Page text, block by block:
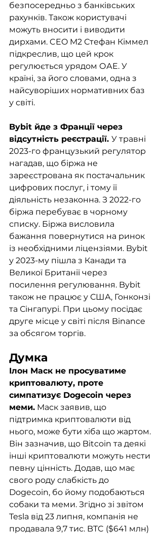
безпосередньо з банківських
рахунків. Також користувачі
можуть вносити і виводити
дирхами. CEO M2 Стефан Кіммел
підкреслив, що цей крок
регулюється урядом ОАЕ. У
країні, за його словами, одна з
найсуворіших нормативних баз
у світі.
Bybit йде з Франції через
відсутність реєстрації. У травні
2023-го французький регулятор
нагадав, що біржа не
зареєстрована як постачальник
цифрових послуг, і тому її
діяльність незаконна. З 2022-го
біржа перебуває в чорному
списку. Біржа висловила
бажання повернутися на ринок
із необхідними ліцензіями. Bybit
у 2023-му пішла з Канади та
Великої Британії через
посилення регулювання. Bybit
також не працює у США, Гонконзі
та Сінгапурі. При цьому посідає
друге місце у світі після Binance
за обсягом торгів.
Думка
Ілон Маск не просуватиме
криптовалюту, проте
симпатизує Dogecoin через
меми. Маск заявив, що
підтримка криптовалюти від
нього, може бути хіба що жартом.
Він зазначив, що Bitcoin та деякі
інші криптовалюти можуть нести
певну цінність. Додав, що має
свого роду слабкість до
Dogecoin, бо йому подобаються
собаки та меми. Згідно зі звітом
Tesla від 23 липня, компанія не
продавала 9,7 тис. BTC ($641 млн)